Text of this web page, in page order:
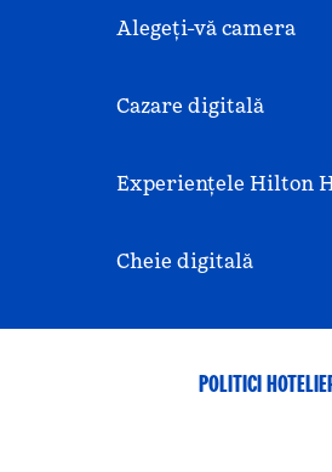
Alegeți-vă camera
Cazare digitală
Experiențele Hilton
Cheie digitală
POLITICI